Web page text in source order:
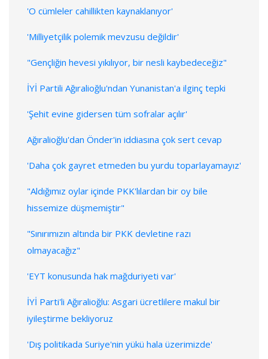
'O cümleler cahillikten kaynaklanıyor'
'Milliyetçilik polemik mevzusu değildir'
"Gençliğin hevesi yıkılıyor, bir nesli kaybedeceğiz"
İYİ Partili Ağıralioğlu'ndan Yunanistan'a ilginç tepki
'Şehit evine gidersen tüm sofralar açılır'
Ağıralioğlu'dan Önder'in iddiasına çok sert cevap
'Daha çok gayret etmeden bu yurdu toparlayamayız'
"Aldığımız oylar içinde PKK'lılardan bir oy bile
hissemize düşmemiştir"
"Sınırımızın altında bir PKK devletine razı
olmayacağız"
'EYT konusunda hak mağduriyeti var'
İYİ Parti'li Ağıralioğlu: Asgari ücretlilere makul bir
iyileştirme bekliyoruz
'Dış politikada Suriye'nin yükü hala üzerimizde'